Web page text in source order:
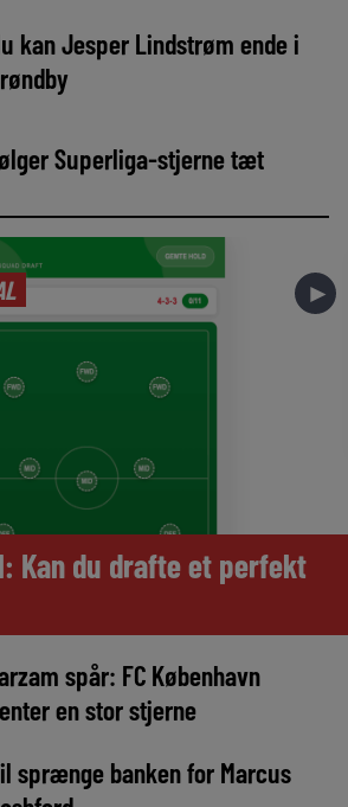
kan Jesper Lindstrøm ende i
Superliga-stjerne tæt
►
Kan du drafte et perfekt
spår: FC København
en stor stjerne
sprænge banken for Marcus